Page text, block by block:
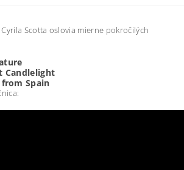
Scotta oslovia mierne pokročilých
Candlelight
Spain